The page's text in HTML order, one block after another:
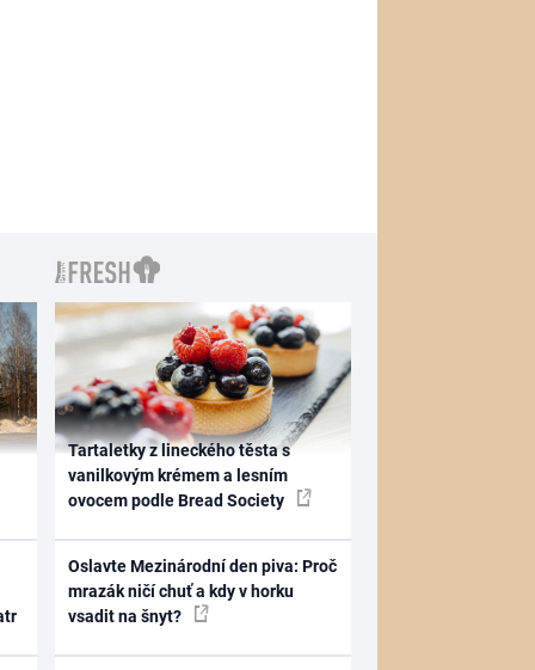
Tartaletky z lineckého těsta s
vanilkovým krémem a lesním
ovocem podle Bread Society
Oslavte Mezinárodní den piva: Proč
mrazák ničí chuť a kdy v horku
vsadit na šnyt?